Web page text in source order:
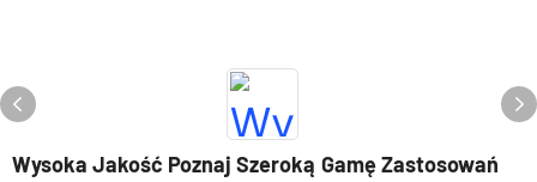
Wysoka Jakość Poznaj Szeroką Gamę Zastosowań